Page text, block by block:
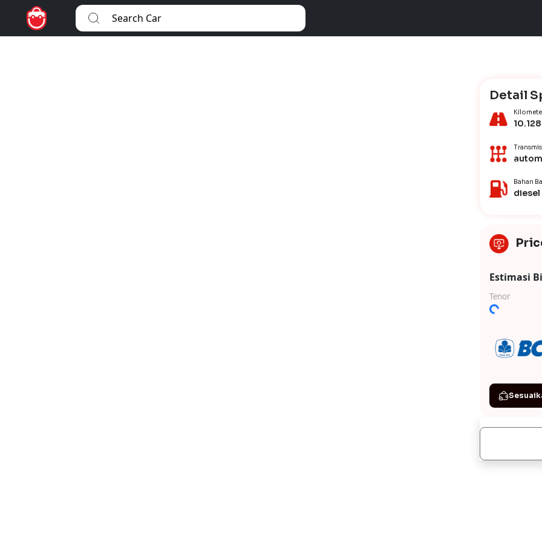
Detail
10.128
Bahan
diesel
Estimasi
Tenor
Loading...